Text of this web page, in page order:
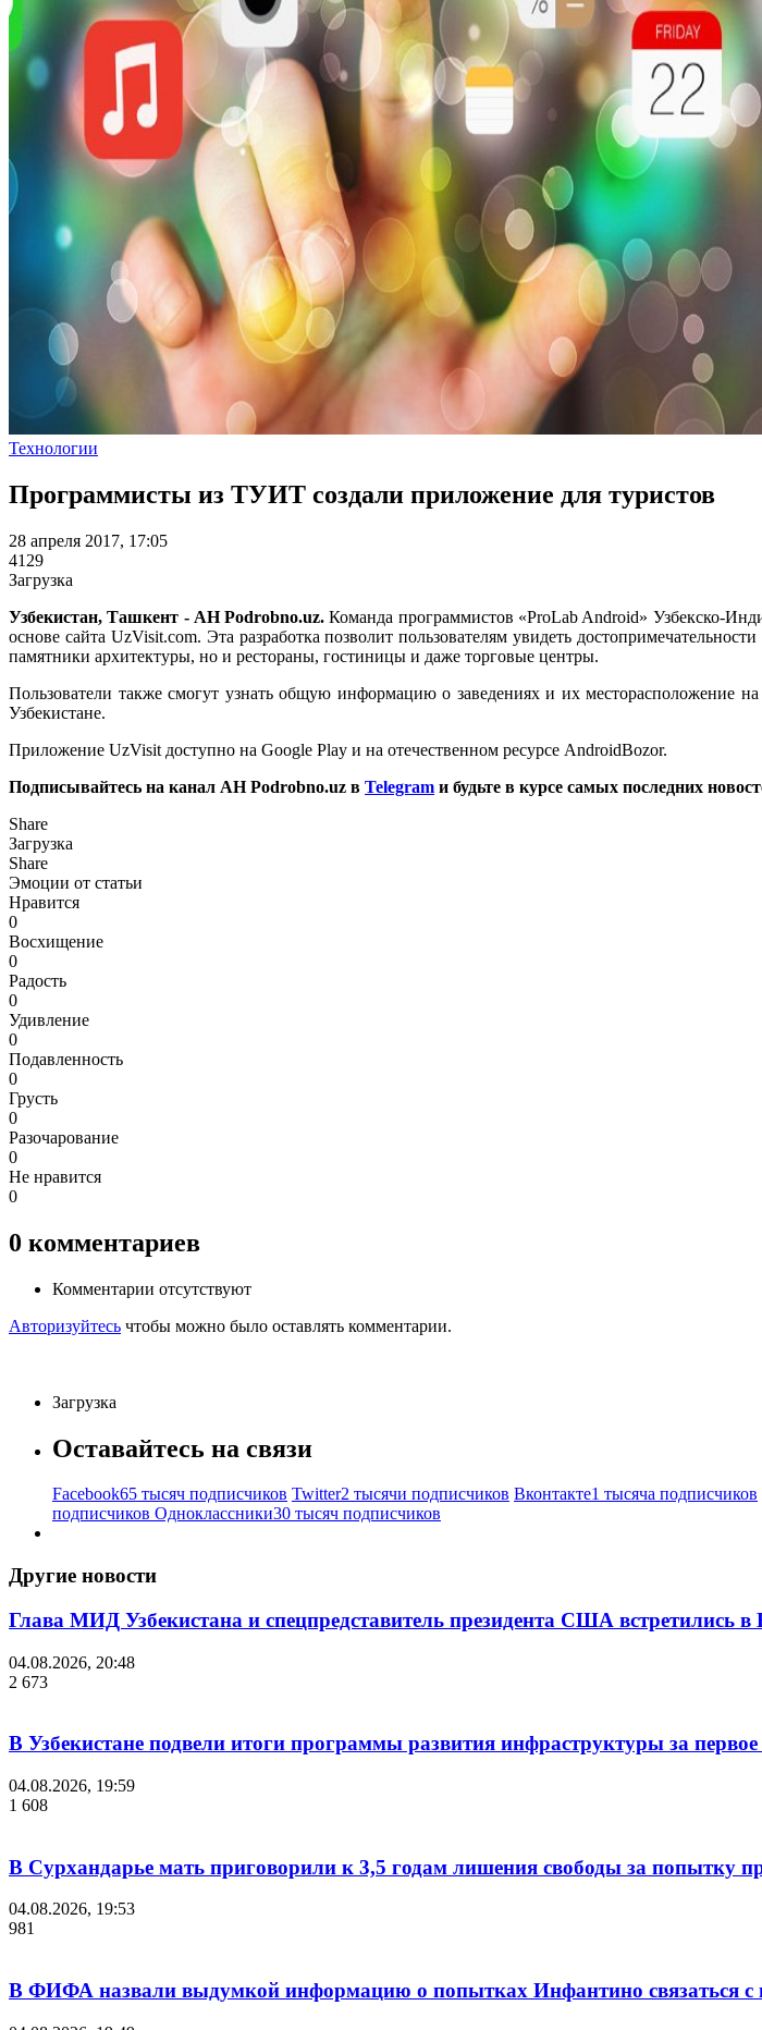
Технологии
Программисты из ТУИТ создали приложение для туристов
28 апреля 2017, 17:05
4129
Загрузка
Узбекистан, Ташкент - АН Podrobno.uz. Команда программистов «ProLab Android» Узбекско-
основе сайта UzVisit.com. Эта разработка позволит пользователям увидеть
памятники архитектуры, но и рестораны, гостиницы и даже торговые центры.
Пользователи также смогут узнать общую информацию о заведениях и их месторасположение
Узбекистане.
Приложение UzVisit доступно на Google Play и на отечественном ресурсе AndroidBozor.
Подписывайтесь на канал АН Podrobno.uz в Telegram и будьте в курсе самых последних
Share
Загрузка
Share
Эмоции от статьи
Нравится
0
Восхищение
0
Радость
0
Удивление
0
Подавленность
0
Грусть
0
Разочарование
0
Не нравится
0
0 комментариев
Комментарии отсутствуют
Авторизуйтесь чтобы можно было оставлять комментарии.
Загрузка
Оставайтесь на связи
Facebook65 тысяч подписчиков Twitter2 тысячи подписчиков Вконтакте1 тысяча подписчиков
подписчиков Одноклассники30 тысяч подписчиков
Другие новости
Глава МИД Узбекистана и спецпредставитель президента США встретились
04.08.2026, 20:48
2 673
В Узбекистане подвели итоги программы развития инфраструктуры за первое
04.08.2026, 19:59
1 608
В Сурхандарье мать приговорили к 3,5 годам лишения свободы за попытку
04.08.2026, 19:53
981
В ФИФА назвали выдумкой информацию о попытках Инфантино связаться